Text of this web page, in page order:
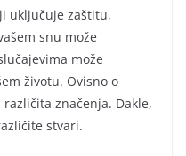
uključuje zaštitu,
snu može
može
životu. Ovisno o
značenja. Dakle,
stvari.